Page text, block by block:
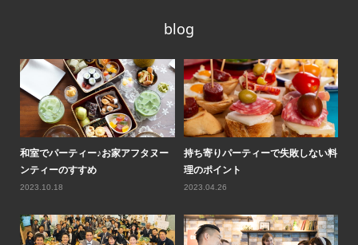
blog
和室でパーティー♪お家アフタヌー
ンティーのすすめ
2023.10.18
持ち寄りパーティーで失敗しない料
理のポイント
2023.04.26